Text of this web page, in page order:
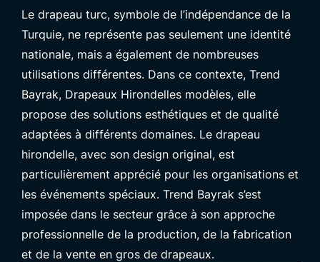
Le drapeau turc, symbole de l’indépendance de la
Turquie, ne représente pas seulement une identité
nationale, mais a également de nombreuses
utilisations différentes. Dans ce contexte, Trend
Bayrak, Drapeaux Hirondelles modèles, elle
propose des solutions esthétiques et de qualité
adaptées à différents domaines. Le drapeau
hirondelle, avec son design original, est
particulièrement apprécié pour les organisations et
les événements spéciaux. Trend Bayrak s’est
imposée dans le secteur grâce à son approche
professionnelle de la production, de la fabrication
et de la vente en gros de drapeaux.